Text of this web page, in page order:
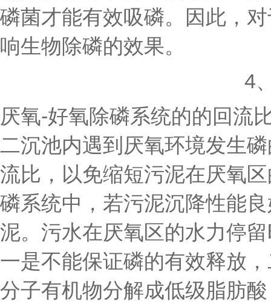
磷菌才能有效吸磷。因此，
响生物除磷的效果。
4
厌氧-好氧除磷系统的的回流
二沉池内遇到厌氧环境发生
流比，以免缩短污泥在厌氧
磷系统中，若污泥沉降性能
泥。污水在厌氧区的水力停
一是不能保证磷的有效释放
分子有机物分解成低级脂肪